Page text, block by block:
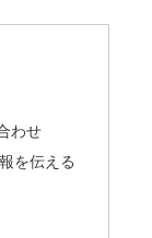
わせ
を伝える